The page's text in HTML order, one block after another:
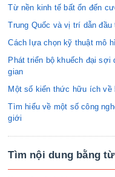
Từ nền kinh tế bất ổn đến
Trung Quốc và vị trí dẫn
Cách lựa chọn kỹ thuật mô
Phát triển bộ khuếch đại sợi
gian
Một số kiến thức hữu ích về
Tìm hiểu về một số công
giới
Tìm nội dung bằng